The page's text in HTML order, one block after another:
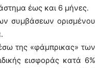
έως και 6 μήνες.
συμβάσεων ορισμένου
της «φάμπρικας» των
εισφοράς κατά 6%